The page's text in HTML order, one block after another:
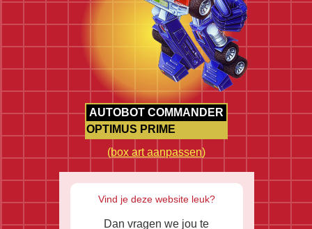
AUTOBOT COMMANDER
OPTIMUS PRIME
(box art aanpassen)
Vind je deze website leuk?
Dan vragen we jou te